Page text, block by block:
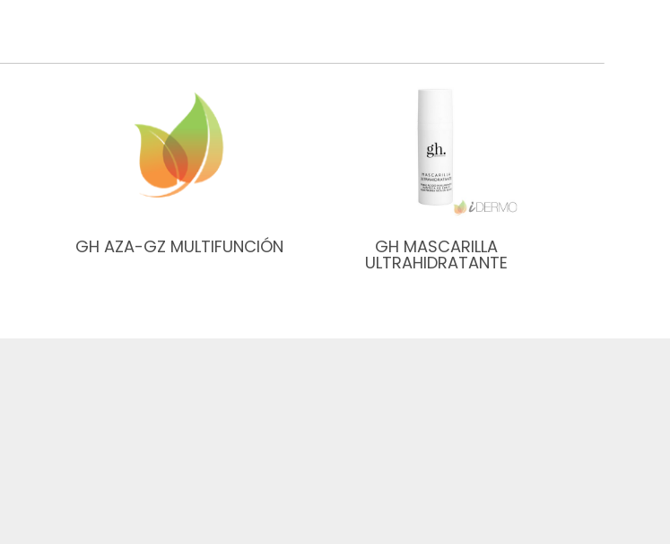
GH AZA-GZ MULTIFUNCIÓN GH MASCARILLA
ULTRAHIDRATANTE